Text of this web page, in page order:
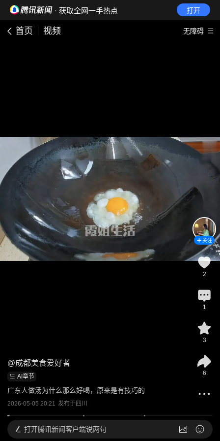
· 获取全网一手热点 打开
首页 视频 无障碍
@成都美食爱好者
AI章节
广东人做汤为什么那么好喝，原来是有技巧的
2026-05-05 20:21 发布于四川
关注
2
1
3
6
打开腾讯新闻客户端说两句